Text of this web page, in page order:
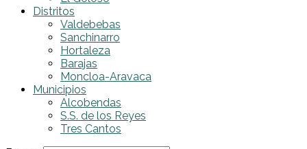
Distritos
Valdebebas
Sanchinarro
Hortaleza
Barajas
Moncloa-Aravaca
Municipios
Alcobendas
S.S. de los Reyes
Tres Cantos